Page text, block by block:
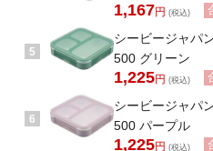
1,167円 (税込)
5
シービージャパ
500 グリーン
1,225円 (税込)
6
シービージャパ
500 パープル
1,225円 (税込)